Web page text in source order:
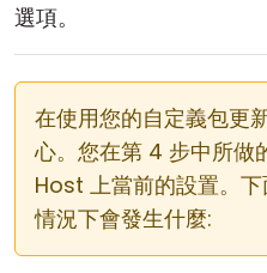
選項。
在使用您的自定義包更
心。您在第 4 步中所做
Host 上當前的設置。
情況下會發生什麼: